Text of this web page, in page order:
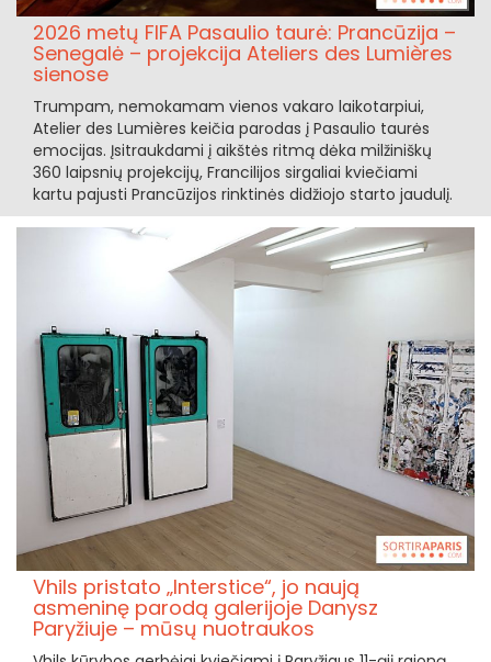
2026 metų FIFA Pasaulio taurė: Prancūzija –
Senegalė – projekcija Ateliers des Lumières
sienose
Trumpam, nemokamam vienos vakaro laikotarpiui,
Atelier des Lumières keičia parodas į Pasaulio taurės
emocijas. Įsitraukdami į aikštės ritmą dėka milžiniškų
360 laipsnių projekcijų, Francilijos sirgaliai kviečiami
kartu pajusti Prancūzijos rinktinės didžiojo starto jaudulį.
Vhils pristato „Interstice“, jo naują
asmeninę parodą galerijoje Danysz
Paryžiuje – mūsų nuotraukos